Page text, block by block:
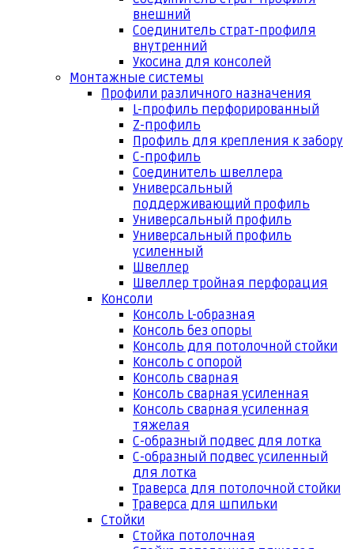
внешний
Соединитель страт-профиля
внутренний
Укосина для консолей
Монтажные системы
Профили различного назначения
L-профиль перфорированный
Z-профиль
Профиль для крепления к забору
С-профиль
Соединитель швеллера
Универсальный
поддерживающий профиль
Универсальный профиль
Универсальный профиль
усиленный
Швеллер
Швеллер тройная перфорация
Консоли
Консоль L-образная
Консоль без опоры
Консоль для потолочной стойки
Консоль с опорой
Консоль сварная
Консоль сварная усиленная
Консоль сварная усиленная
тяжелая
С-образный подвес для лотка
С-образный подвес усиленный
для лотка
Траверса для потолочной стойки
Траверса для шпильки
Стойки
Стойка потолочная